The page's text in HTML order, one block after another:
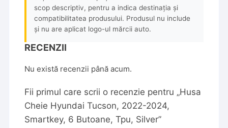
scop descriptiv, pentru a indica destinația și
compatibilitatea produsului. Produsul nu include
și nu are aplicat logo-ul mărcii auto.
RECENZII
Nu există recenzii până acum.
Fii primul care scrii o recenzie pentru „Husa
Cheie Hyundai Tucson, 2022-2024,
Smartkey, 6 Butoane, Tpu, Silver”